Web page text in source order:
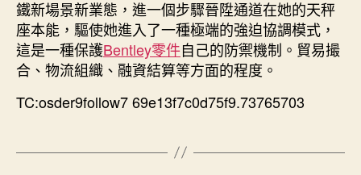
鐵新場景新業態，進一個步驟晉陞通道在她的天秤
座本能，驅使她進入了一種極端的強迫協調模式，
這是一種保護Bentley零件自己的防禦機制。貿易撮
合、物流組織、融資結算等方面的程度。
TC:osder9follow7 69e13f7c0d75f9.73765703